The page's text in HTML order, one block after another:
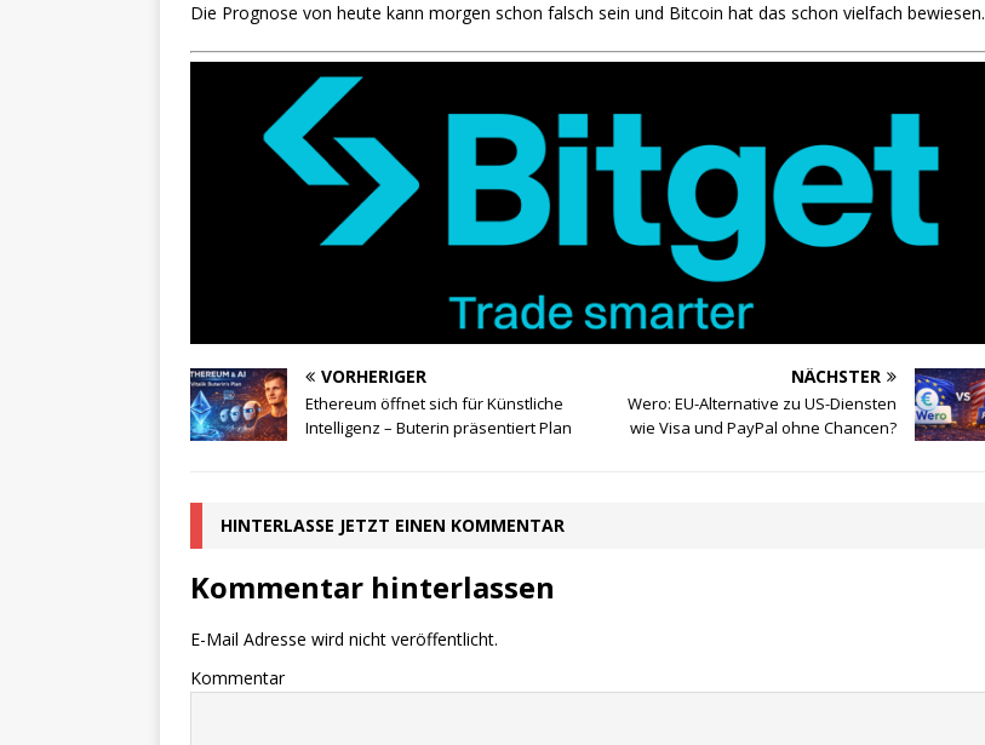
Die Prognose von heute kann morgen schon falsch sein und Bitcoin hat das schon vielfach bewiesen.
VORHERIGER
Ethereum öffnet sich für Künstliche
Intelligenz – Buterin präsentiert Plan
NÄCHSTER
Wero: EU-Alternative zu US-Diensten
wie Visa und PayPal ohne Chancen?
HINTERLASSE JETZT EINEN KOMMENTAR
Kommentar hinterlassen
E-Mail Adresse wird nicht veröffentlicht.
Kommentar